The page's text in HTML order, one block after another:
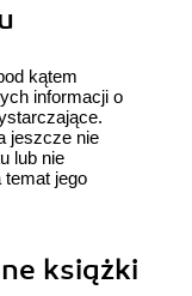
kątem
informacji o
jeszcze nie
lub nie
temat jego
książki